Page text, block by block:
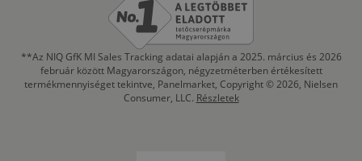
**Az NIQ GfK MI Sales Tracking adatai alapján a 2025. március és 2026
február között Magyarországon, négyzetméterben értékesített
termékmennyiséget tekintve, Panelmarket, Copyright © 2026, Nielsen
Consumer, LLC. Részletek